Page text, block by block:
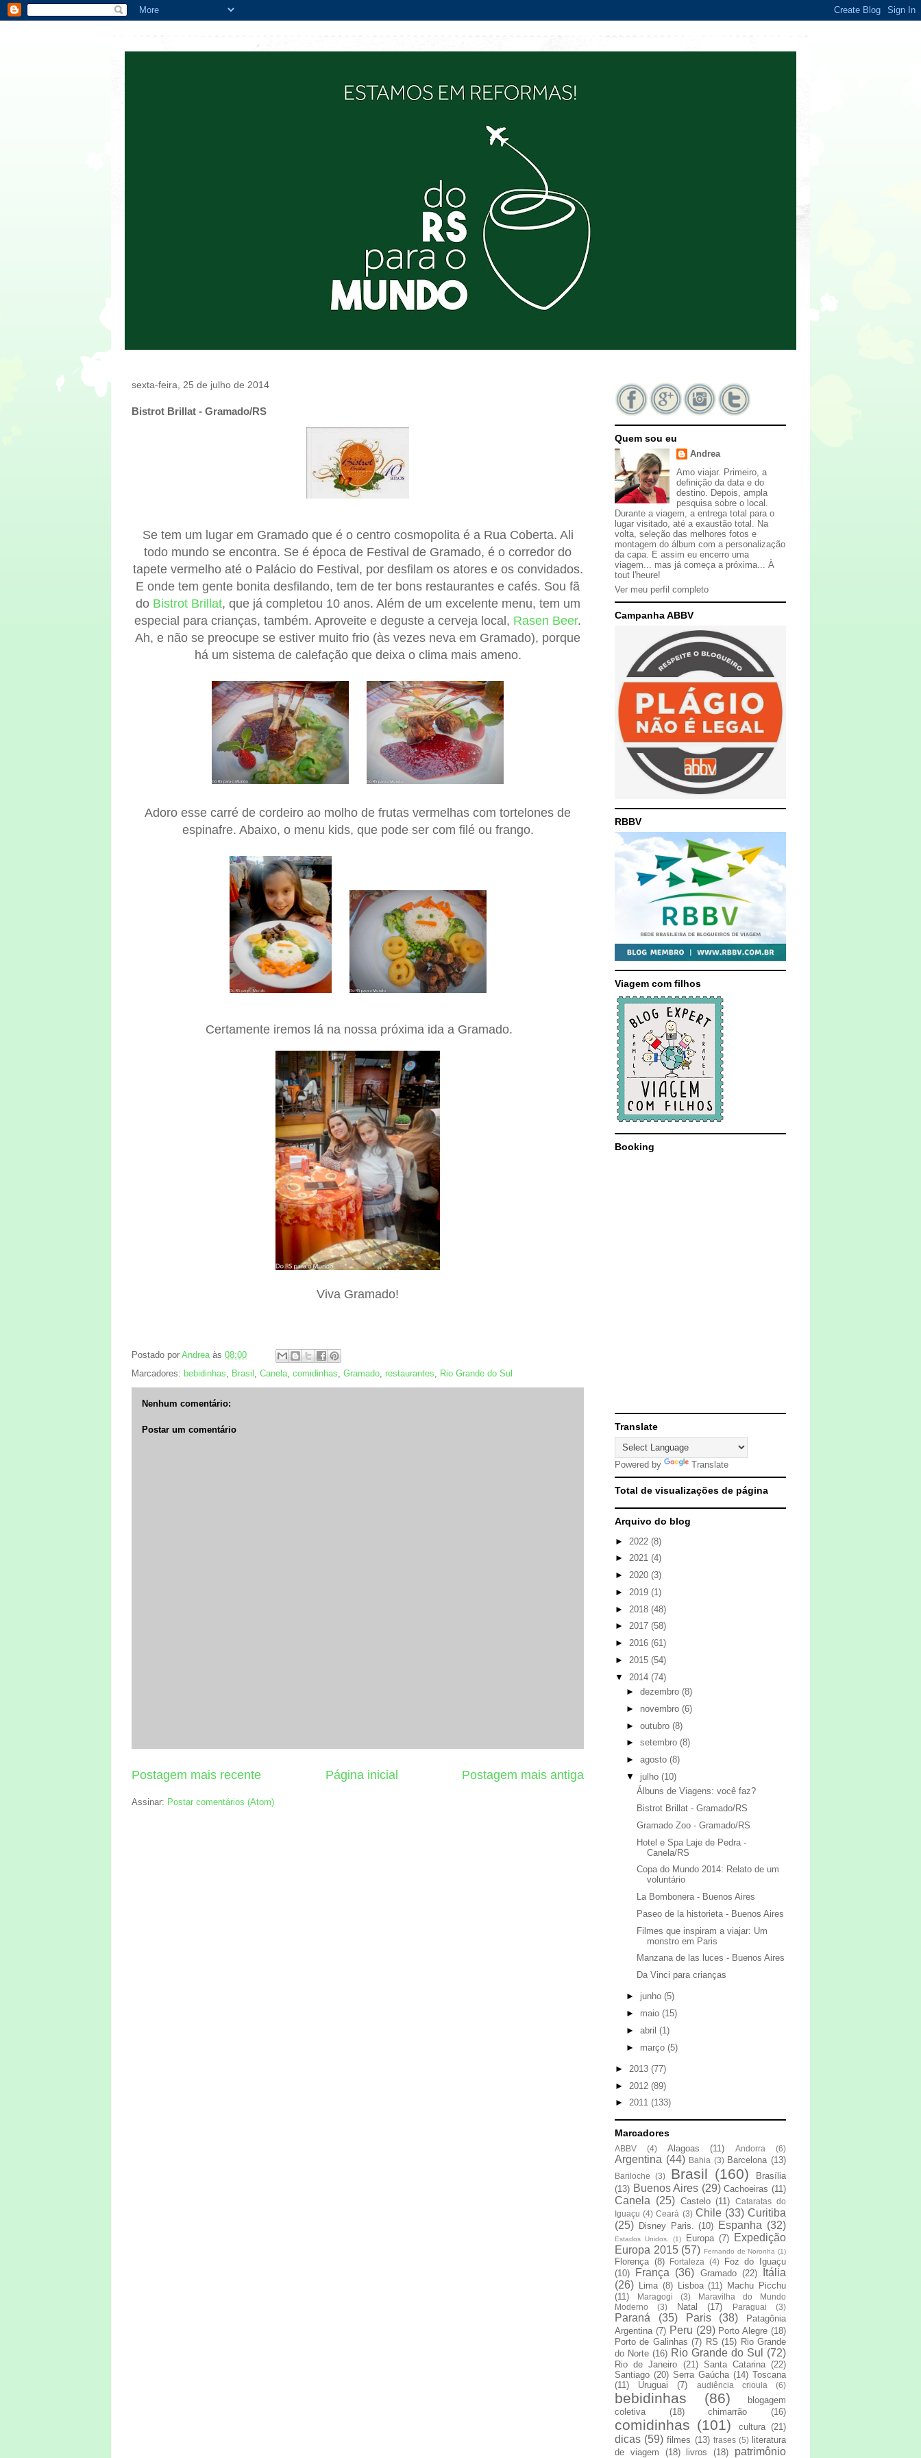
sexta-feira, 25 de julho de 2014
Bistrot Brillat - Gramado/RS
Se tem um lugar em Gramado que é o centro cosmopolita é a Rua Coberta. Ali
todo mundo se encontra. Se é época de Festival de Gramado, é o corredor do
tapete vermelho até o Palácio do Festival, por desfilam os atores e os convidados.
E onde tem gente bonita desfilando, tem de ter bons restaurantes e cafés. Sou fã
do Bistrot Brillat, que já completou 10 anos. Além de um excelente menu, tem um
especial para crianças, também. Aproveite e deguste a cerveja local, Rasen Beer.
Ah, e não se preocupe se estiver muito frio (às vezes neva em Gramado), porque
há um sistema de calefação que deixa o clima mais ameno.
Adoro esse carré de cordeiro ao molho de frutas vermelhas com tortelones de
espinafre. Abaixo, o menu kids, que pode ser com filé ou frango.
Certamente iremos lá na nossa próxima ida a Gramado.
Viva Gramado!
Postado por Andrea às 08:00
Marcadores: bebidinhas, Brasil , Canela, comidinhas, Gramado, restaurantes, Rio Grande do Sul
Nenhum comentário:
Postar um comentário
Postagem mais recente Postagem mais antiga
Página inicial
Assinar: Postar comentários (Atom)
Quem sou eu
Andrea
Amo viajar. Primeiro, a
definição da data e do
destino. Depois, ampla
pesquisa sobre o local.
Durante a viagem, a entrega total para o
lugar visitado, até a exaustão total. Na
volta, seleção das melhores fotos e
montagem do álbum com a personalização
da capa. E assim eu encerro uma
viagem... mas já começa a próxima... À
tout l'heure!
Ver meu perfil completo
Campanha ABBV
RBBV
Viagem com filhos
Booking
Translate
Powered by Translate
Total de visualizações de página
Arquivo do blog
► 2022 (8)
► 2021 (4)
► 2020 (3)
► 2019 (1)
► 2018 (48)
► 2017 (58)
► 2016 (61)
► 2015 (54)
▼ 2014 (74)
► dezembro (8)
► novembro (6)
► outubro (8)
► setembro (8)
► agosto (8)
▼ julho (10)
Álbuns de Viagens: você faz?
Bistrot Brillat - Gramado/RS
Gramado Zoo - Gramado/RS
Hotel e Spa Laje de Pedra -
Canela/RS
Copa do Mundo 2014: Relato de um
voluntário
La Bombonera - Buenos Aires
Paseo de la historieta - Buenos Aires
Filmes que inspiram a viajar: Um
monstro em Paris
Manzana de las luces - Buenos Aires
Da Vinci para crianças
► junho (5)
► maio (15)
► abril (1)
► março (5)
► 2013 (77)
► 2012 (89)
► 2011 (133)
Marcadores
ABBV (4) Alagoas (11) Andorra (6)
Argentina (44) Bahia (3) Barcelona (13)
Bariloche (3) Brasil (160)
Brasília
(13) Buenos Aires (29) Cachoeiras (11)
Canela (25) Castelo (11)
Cataratas do
Iguaçu (4) Ceará (3) Chile (33) Curitiba
(25) Disney Paris. (10) Espanha (32)
Estados Unidos. (1) Europa (7)
Expedição
Europa 2015 (57) Fernando de Noronha (1)
Florença (8) Fortaleza (4)
Foz do Iguaçu
(10)
França (36) Gramado (22)
Itália
(26)
Lima (8) Lisboa (11) Machu Picchu
(11)
Maragogi (3)
Maravilha do Mundo
Moderno
(3) Natal (17) Paraguai (3)
Paraná (35) Paris (38)
Patagônia
Argentina (7) Peru (29) Porto Alegre (18)
Porto de Galinhas (7) RS (15) Rio Grande
do Norte (16) Rio Grande do Sul (72)
Rio de Janeiro (21) Santa Catarina (22)
Santiago (20) Serra Gaúcha (14) Toscana
(11)
Uruguai (7) audiência crioula (6)
bebidinhas (86)
blogagem
coletiva
(18) chimarrão (16)
comidinhas (101) cultura (21)
dicas (59) filmes (13) frases (5)
literatura
de viagem
(18) livros (18)
patrimônio